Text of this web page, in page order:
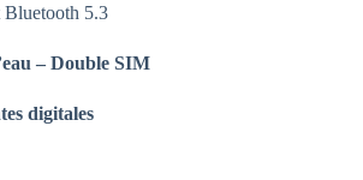
5.3
– Double SIM
digitales